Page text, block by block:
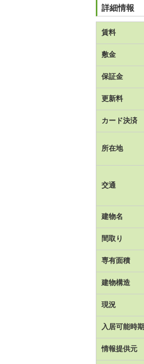
詳細情報
賃料
敷金
保証金
更新料
カード決済
所在地
交通
建物名
間取り
専有面積
建物構造
現況
入居可能時期
情報提供元